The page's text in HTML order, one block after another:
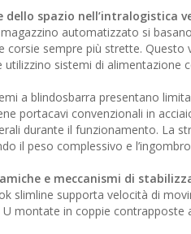
spazio nell’intralogistica
automatizzato si
corsie sempre più strette.
utilizzino sistemi di alimentazione
a blindosbarra presentano
portacavi convenzionali in
durante il funzionamento. La
il peso complessivo e
e meccanismi di
slimline supporta velocità di
montate in coppie contrapposte